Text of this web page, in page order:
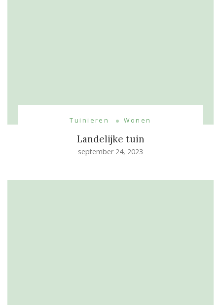
Tuinieren Wonen
Landelijke tuin
september 24, 2023